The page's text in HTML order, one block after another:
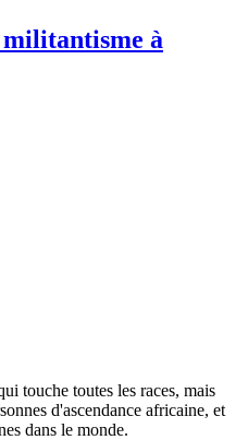
militantisme à
touche toutes les races, mais
d'ascendance africaine, et
dans le monde.